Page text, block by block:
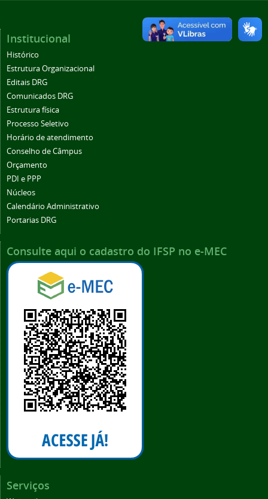
Institucional
Histórico
Estrutura Organizacional
Editais DRG
Comunicados DRG
Estrutura física
Processo Seletivo
Horário de atendimento
Conselho de Câmpus
Orçamento
PDI e PPP
Núcleos
Calendário Administrativo
Portarias DRG
Consulte aqui o cadastro do IFSP no e-MEC
Serviços